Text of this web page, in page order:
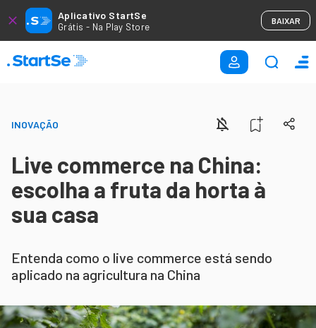
Aplicativo StartSe
Grátis - Na Play Store
BAIXAR
INOVAÇÃO
Live commerce na China:
escolha a fruta da horta à
sua casa
Entenda como o live commerce está sendo
aplicado na agricultura na China